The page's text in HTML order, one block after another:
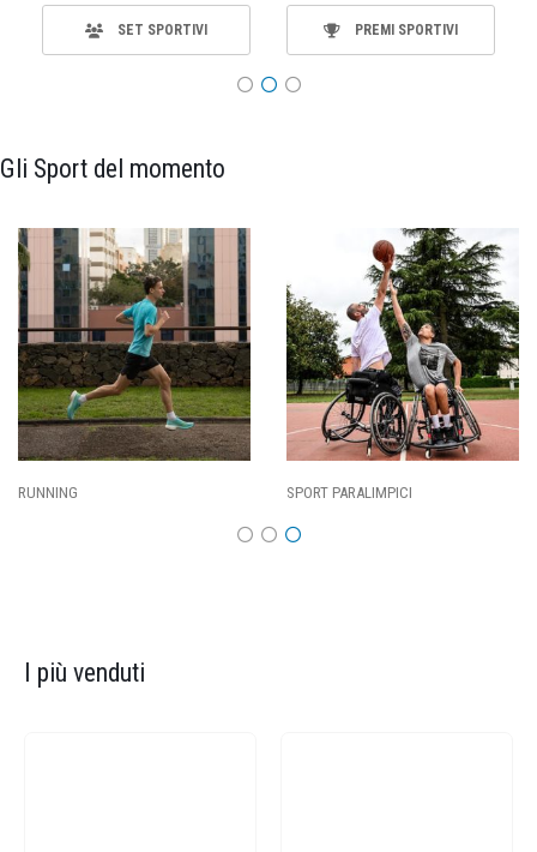
SET SPORTIVI PREMI SPORTIVI
Gli Sport del momento
SPORT PARALIMPICI CALCIO
I più venduti